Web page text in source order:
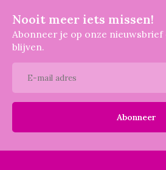
Nooit meer iets missen!
Abonneer je op onze
blijven.
Abonneer